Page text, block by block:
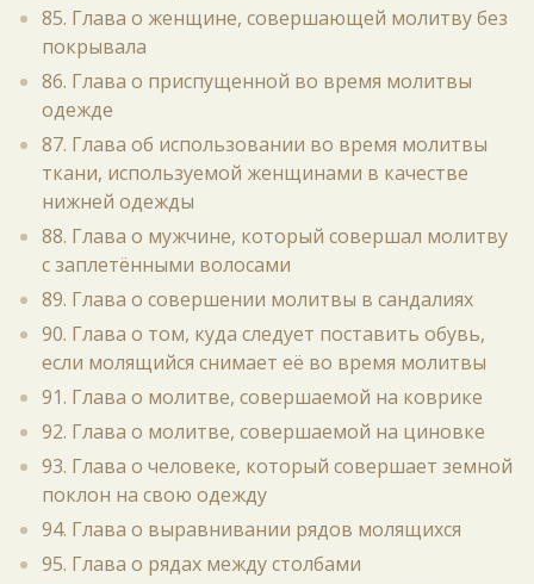
85. Глава о женщине, совершающей молитву без
покрывала
86. Глава о приспущенной во время молитвы
одежде
87. Глава об использовании во время молитвы
ткани, используемой женщинами в качестве
нижней одежды
88. Глава о мужчине, который совершал молитву
с заплетёнными волосами
89. Глава о совершении молитвы в сандалиях
90. Глава о том, куда следует поставить обувь,
если молящийся снимает её во время молитвы
91. Глава о молитве, совершаемой на коврике
92. Глава о молитве, совершаемой на циновке
93. Глава о человеке, который совершает земной
поклон на свою одежду
94. Глава о выравнивании рядов молящихся
95. Глава о рядах между столбами